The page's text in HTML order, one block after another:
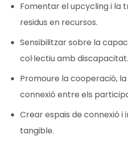
Fomentar el upcycling i la
residus en recursos.
Sensibilitzar sobre la
col·lectiu amb discapacitat.
Promoure la cooperació,
connexió entre els
Crear espais de connexió i
tangible.